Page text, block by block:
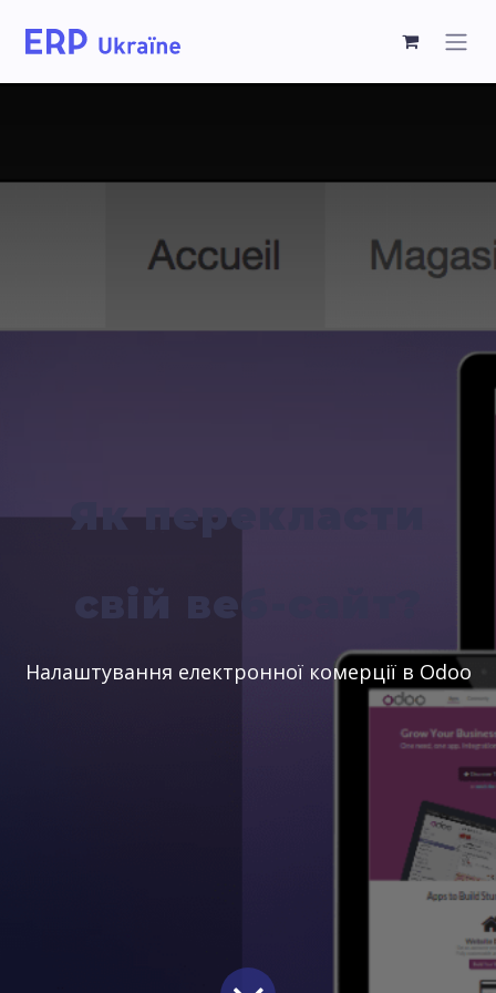
Як перекласти
свій веб-сайт?
Налаштування електронної комерції в Odoo